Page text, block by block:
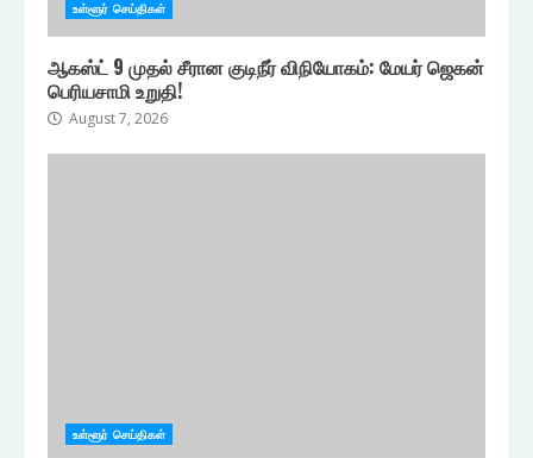
உள்ளூர் செய்திகள்
ஆகஸ்ட் 9 முதல் சீரான குடிநீர் விநியோகம்: மேயர் ஜெகன்
பெரியசாமி உறுதி!
August 7, 2026
உள்ளூர் செய்திகள்